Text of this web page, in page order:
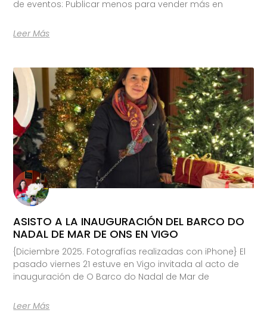
de eventos: Publicar menos para vender más en
Leer Más
ASISTO A LA INAUGURACIÓN DEL BARCO DO
NADAL DE MAR DE ONS EN VIGO
{Diciembre 2025. Fotografías realizadas con iPhone} El
pasado viernes 21 estuve en Vigo invitada al acto de
inauguración de O Barco do Nadal de Mar de
Leer Más